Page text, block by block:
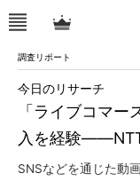
調査リポート
「ライブコマ
入を経験
今日のリサーチ
SNSなどを通じた動